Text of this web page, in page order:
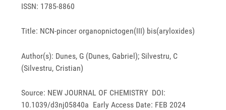
ISSN: 1785-8860
Title: NCN-pincer organopnictogen(III) bis(aryloxides)
Author(s): Dunes, G (Dunes, Gabriel); Silvestru, C
(Silvestru, Cristian)
Source: NEW JOURNAL OF CHEMISTRY DOI:
10.1039/d3nj05840a Early Access Date: FEB 2024